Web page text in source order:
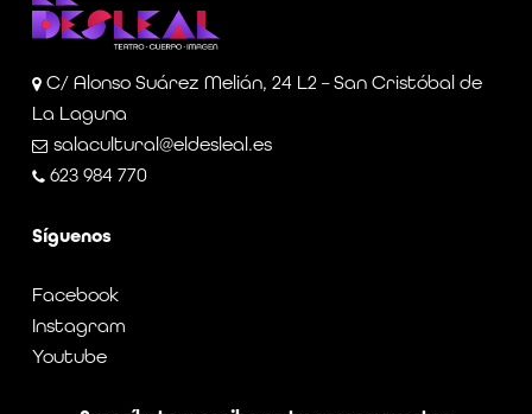
C/ Alonso Suárez Melián, 24 L2 – San Cristóbal de
La Laguna
salacultural@eldesleal.es
623 984 770
Síguenos
Facebook
Instagram
Youtube